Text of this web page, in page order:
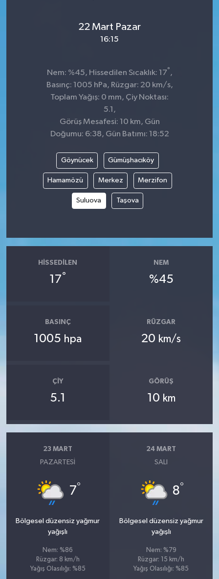
22 Mart Pazar
16:15
Nem: %45, Hissedilen Sıcaklık: 17° ,
Basınç: 1005 hPa, Rüzgar: 20 km/s,
Toplam Yağış: 0 mm, Çiy Noktası:
5.1,
Görüş Mesafesi: 10 km, Gün
Doğumu: 6:38, Gün Batımı: 18:52
Göynücek Gümüşhacıköy
Hamamözü Merkez Merzifon
Suluova Taşova
HISSEDILEN
17°
NEM
%45
BASINÇ
1005 hpa
RÜZGAR
20 km/s
ÇIY
5.1
GÖRÜŞ
10 km
23 MART
PAZARTESI
7°
Bölgesel düzensiz yağmur
yağışlı
Nem: %86
Rüzgar: 8 km/h
Yağış Olasılığı: %85
24 MART
SALI
8°
Bölgesel düzensiz yağmur
yağışlı
Nem: %79
Rüzgar: 15 km/h
Yağış Olasılığı: %85